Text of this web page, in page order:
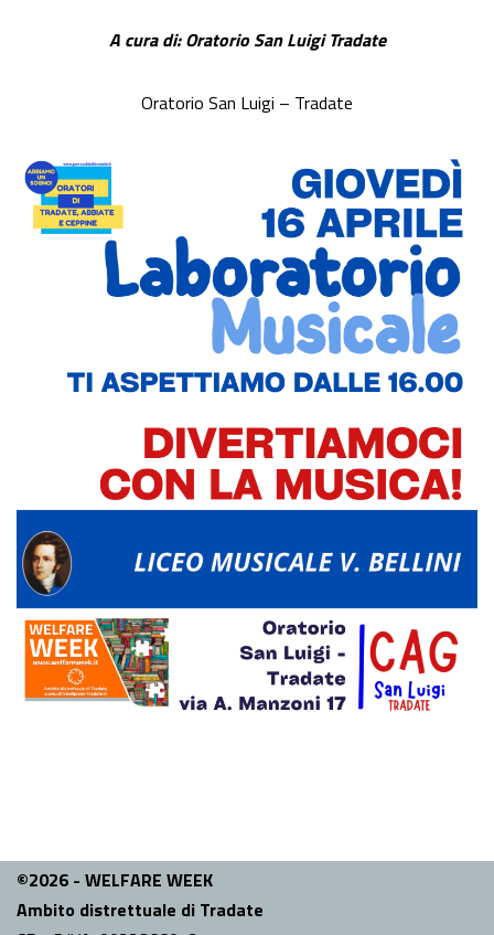
A cura di: Oratorio San Luigi Tradate
Oratorio San Luigi – Tradate
©2026 - WELFARE WEEK
Ambito distrettuale di Tradate